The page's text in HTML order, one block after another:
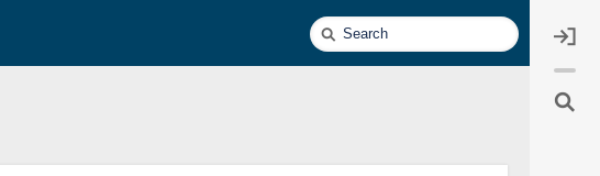
Quick
Search